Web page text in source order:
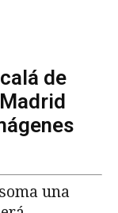
de
una